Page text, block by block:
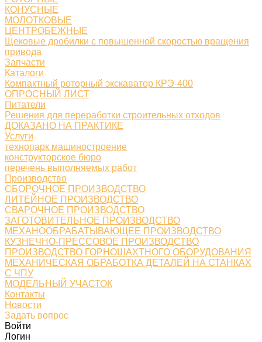
КОНУСНЫЕ
МОЛОТКОВЫЕ
ЦЕНТРОБЕЖНЫЕ
Щековые дробилки с повышенной скоростью вращения
привода
Запчасти
Каталоги
Компактный роторный экскаватор КРЭ-400
ОПРОСНЫЙ ЛИСТ
Питатели
Решения для переработки строительных отходов
ДОКАЗАНО НА ПРАКТИКЕ
Услуги
технопарк машиностроение
конструкторское бюро
перечень выполняемых работ
Производство
СБОРОЧНОЕ ПРОИЗВОДСТВО
ЛИТЕЙНОЕ ПРОИЗВОДСТВО
СВАРОЧНОЕ ПРОИЗВОДСТВО
ЗАГОТОВИТЕЛЬНОЕ ПРОИЗВОДСТВО
МЕХАНООБРАБАТЫВАЮЩЕЕ ПРОИЗВОДСТВО
КУЗНЕЧНО-ПРЕССОВОЕ ПРОИЗВОДСТВО
ПРОИЗВОДСТВО ГОРНОШАХТНОГО ОБОРУДОВАНИЯ
МЕХАНИЧЕСКАЯ ОБРАБОТКА ДЕТАЛЕЙ НА СТАНКАХ
С ЧПУ
МОДЕЛЬНЫЙ УЧАСТОК
Контакты
Новости
Задать вопрос
Войти
Логин